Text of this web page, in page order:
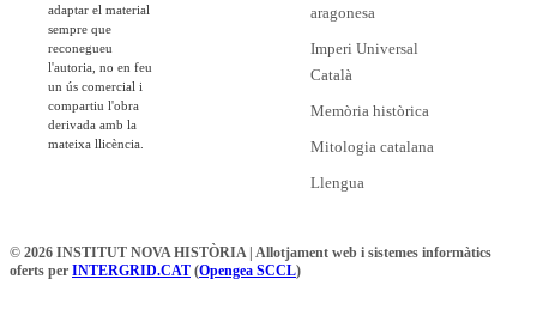
adaptar el material
sempre que
reconegueu
l'autoria, no en feu
un ús comercial i
compartiu l'obra
derivada amb la
mateixa llicència.
aragonesa
Imperi Universal
Català
Memòria històrica
Mitologia catalana
Llengua
© 2026 INSTITUT NOVA HISTÒRIA | Allotjament web i sistemes informàtics
oferts per INTERGRID.CAT (Opengea SCCL)